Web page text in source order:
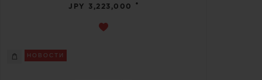
JPY 3,223,000 •
НОВОСТИ